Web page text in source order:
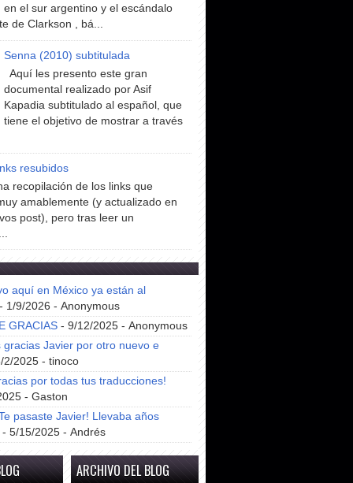
en el sur argentino y el escándalo
de Clarkson , bá...
Senna (2010) subtitulada
Aquí les presento este gran
documental realizado por Asif
Kapadia subtitulado al español, que
tiene el objetivo de mostrar a través
resubidos
recopilación de los links que
amablemente (y actualizado en
post), pero tras leer un
aquí en México ya están al
1/9/2026 - Anonymous
GRACIAS - 9/12/2025 - Anonymous
gracias Javier por otro nuevo e
2025 - tinoco
por todas tus traducciones!
- Gaston
pasaste Javier! Llevaba años
- 5/15/2025 - Andrés
ARCHIVO DEL BLOG